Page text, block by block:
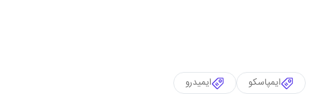
ایمپاسکو ایمیدرو